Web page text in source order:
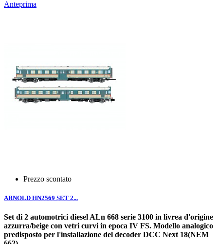
Anteprima
Prezzo scontato
ARNOLD HN2569 SET 2...
Set di 2 automotrici diesel ALn 668 serie 3100 in livrea d'origine
azzurra/beige con vetri curvi in epoca IV FS. Modello analogico
predisposto per l'installazione del decoder DCC Next 18(NEM